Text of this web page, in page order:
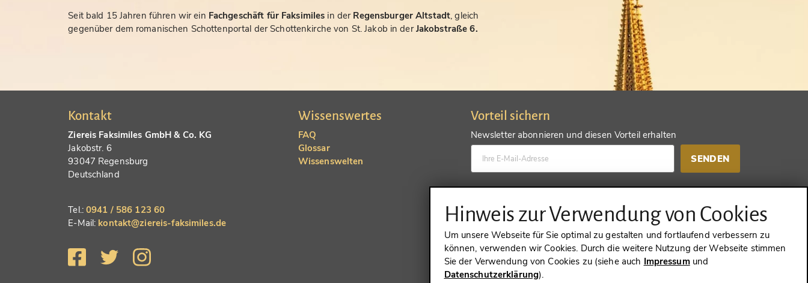
Seit bald 15 Jahren führen wir ein Fachgeschäft für Faksimiles in der Regensburger Altstadt, gleich
gegenüber dem romanischen Schottenportal der Schottenkirche von St. Jakob in derJakobstraße 6.
Kontakt
Ziereis Faksimiles GmbH & Co. KG
Jakobstr. 6
93047 Regensburg
Deutschland
Tel.:0941 / 586 123 60
E-Mail: kontakt@ziereis-faksimiles.de
Wissenswertes
FAQ
Glossar
Wissenswelten
Vorteil sichern
Newsletter abonnieren und diesen Vorteil erhalten
SENDEN
SENDEN
VERTRAG WIDERRUFEN
Hinweis zur Verwendung von Cookies
Um unsere Webseite für Sie optimal zu gestalten und fortlaufend verbessern zu
können, verwenden wir Cookies. Durch die weitere Nutzung der Webseite stimmen
Sie der Verwendung von Cookies zu (siehe auch Impressumund
Datenschutzerklärung).